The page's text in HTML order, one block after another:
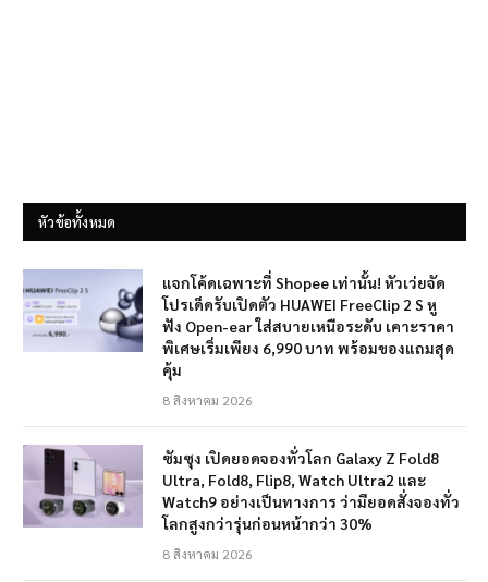
หัวข้อทั้งหมด
แจกโค้ดเฉพาะที่ Shopee เท่านั้น! หัวเว่ยจัด
โปรเด็ดรับเปิดตัว HUAWEI FreeClip 2 S หู
ฟัง Open-ear ใส่สบายเหนือระดับ เคาะราคา
พิเศษเริ่มเพียง 6,990 บาท พร้อมของแถมสุด
คุ้ม
8 สิงหาคม 2026
ซัมซุง เปิดยอดจองทั่วโลก Galaxy Z Fold8
Ultra, Fold8, Flip8, Watch Ultra2 และ
Watch9 อย่างเป็นทางการ ว่ามียอดสั่งจองทั่ว
โลกสูงกว่ารุ่นก่อนหน้ากว่า 30%
8 สิงหาคม 2026